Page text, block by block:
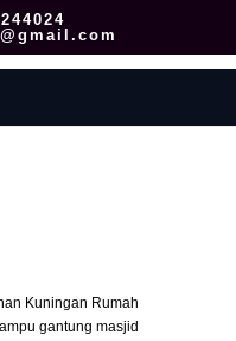
Kuningan Rumah
gantung masjid